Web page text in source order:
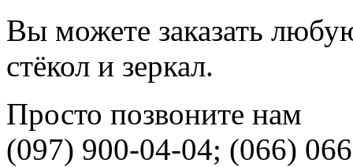
Вы можете заказать
стёкол и зеркал.
Просто позвоните нам
(097) 900-04-04; (066)